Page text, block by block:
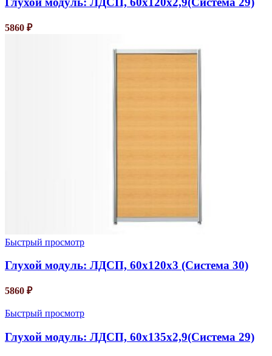
5860 ₽
Быстрый просмотр
Глухой модуль: ЛДСП, 60х120х3 (Система 30)
5860 ₽
Быстрый просмотр
Глухой модуль: ЛДСП, 60х135х2,9(Система 29)